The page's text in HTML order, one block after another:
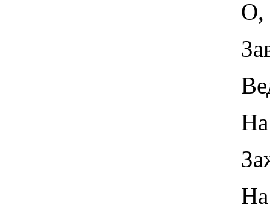
О, Боже,
Заводы -
Ведь их в
На землю
Зажав в
На всех